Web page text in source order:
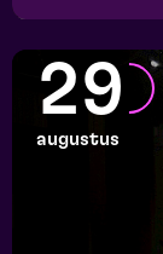
29
augustus